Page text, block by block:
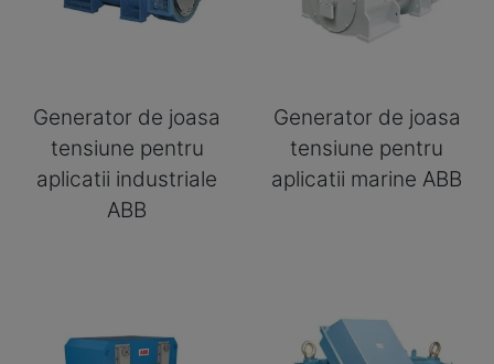
Generator de joasa
tensiune pentru
aplicatii industriale
ABB
Generator de joasa
tensiune pentru
aplicatii marine ABB